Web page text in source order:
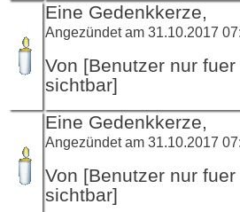
Eine Gedenkkerze,
Angezündet am 31.10.2017
Von [Benutzer nur
sichtbar]
Eine Gedenkkerze,
Angezündet am 31.10.2017
Von [Benutzer nur
sichtbar]